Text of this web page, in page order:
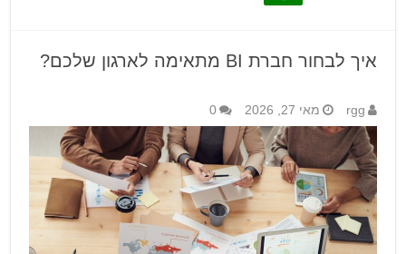
איך לבחור חברת BI מתאימה לארגון שלכם?
rgg מאי 27, 2026 0